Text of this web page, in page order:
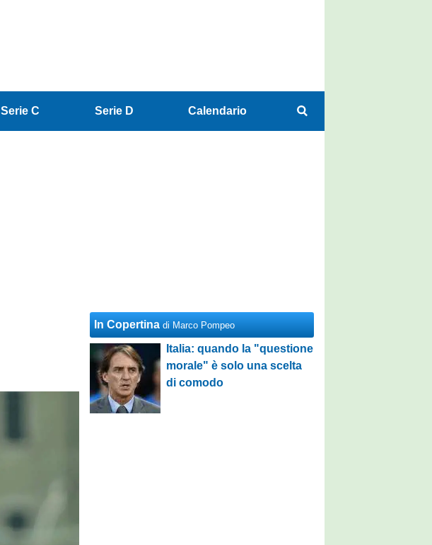
Serie C Serie D Calendario
In Copertina di Marco Pompeo
Italia: quando la "questione
morale" è solo una scelta
di comodo